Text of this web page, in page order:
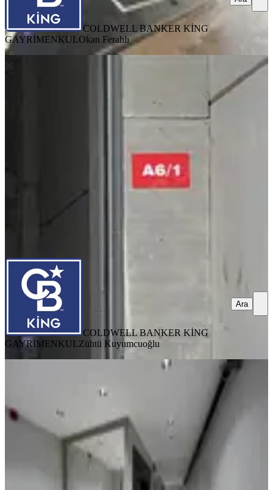
COLDWELL BANKER KİNG
GAYRİMENKULOkan Ferahlı
Marangozlar Sitesi Kiralık Dükkan
Düz Giriş (Zemin)
COLDWELL BANKER KİNG
GAYRİMENKULZühtü Kuyumcuoğlu
Ara
Cb King'den Plevne Mah. Savaştepe
Caddesi 2+1 Kiralık Ofis
Balıkesir, Altıeylül
2 Oda·69 m² ·1. Kat 23.05.2026
42.500 ₺